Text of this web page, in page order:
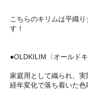
こちらのキリムは平織
す！
●OLDKILIM〈オールドキ
家庭用として織られ、実
経年変化で落ち着いた色